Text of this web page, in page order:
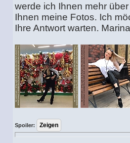
werde ich Ihnen mehr
Ihnen meine Fotos. Ich
Ihre Antwort warten.
Spoiler: